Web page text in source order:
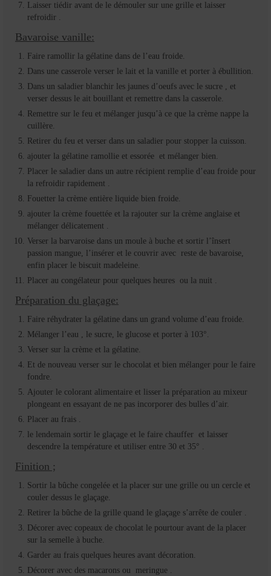
Laisser tiédir avant de le démouler sur une grille et laisser
refroidir .
Bavaroise vanille:
Faire ramollir la gélatine dans de l’eau froide.
Dans une casserole verser le lait et la vanille et porter à ébullition.
Dans un saladier blanchir les jaunes d’oeufs avec le sucre , et
verser dessus le ait bouillant et remettre dans la casserole.
Remettre sur le feu et mélanger jusqu’à ce que la crème nappe la
cuillère.
Retirer du feu et verser dans un saladier pour stopper la cuisson.
ajouter la gélatine ramollie et essorée et mélanger bien.
Placer le saladier dans un autre récipient remplie d’eau froide pour
la refroidir rapidement .
Fouetter la crème entière liquide bien froide.
ajouter la crème fouettée et la rajouter sur la crème anglaise et
mélanger délicatement .
Verser la barvaroise dans un moule à buche et sortir l’însert
passion mangue, l’insérer et le couvrir avec reste de bavaroise,
enfin placer le biscuit madeleine.
Placer au congélateur pour quelques heures ou la nuit .
Préparation du glaçage:
Faire réhydrater la gélatine dans un grand volume d’eau froide.
Mélanger l’eau , le sucre, le glucose et porter à 103°.
Verser sur la crème et la gélatine.
Et de nouveau verser sur le chocolat et bien mélanger pour le faire
fondre.
Ajouter le colorant alimentaire et lisser la préparation au mixeur
plongeant en essayant de ne pas incorporer des bulles d’air.
Placer au frais .
le lendemain sortir le glaçage et le faire chauffer et laisser
descendre la température et utiliser entre 30 et 35° .
Finition ;
Sortir la bûche congelée et la placer sur une grille ou un cercle et
couler dessus le glaçage.
Retirer la bûche de la grille quand le glaçage s’arrête de couler .
Décorer avec copeaux de chocolat le pourtour avant de la placer
sur la semelle à buche.
Garder au frais quelques heures avant décoration.
Décorer avec des macarons ou meringue .